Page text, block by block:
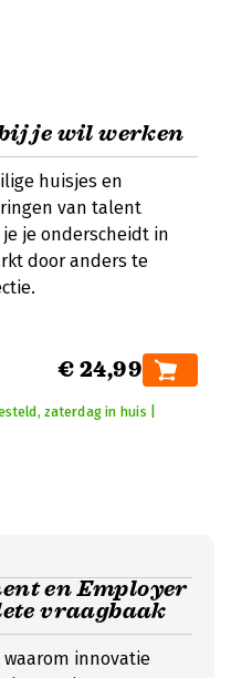
je wil werken
huisjes en
van talent
je onderscheidt in
door anders te
€ 24,99
zaterdag in huis |
en Employer
vraagbaak
innovatie